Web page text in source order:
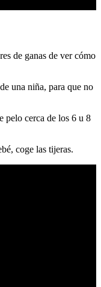
de ganas de ver cómo
una niña, para que no
pelo cerca de los 6 u 8
coge las tijeras.